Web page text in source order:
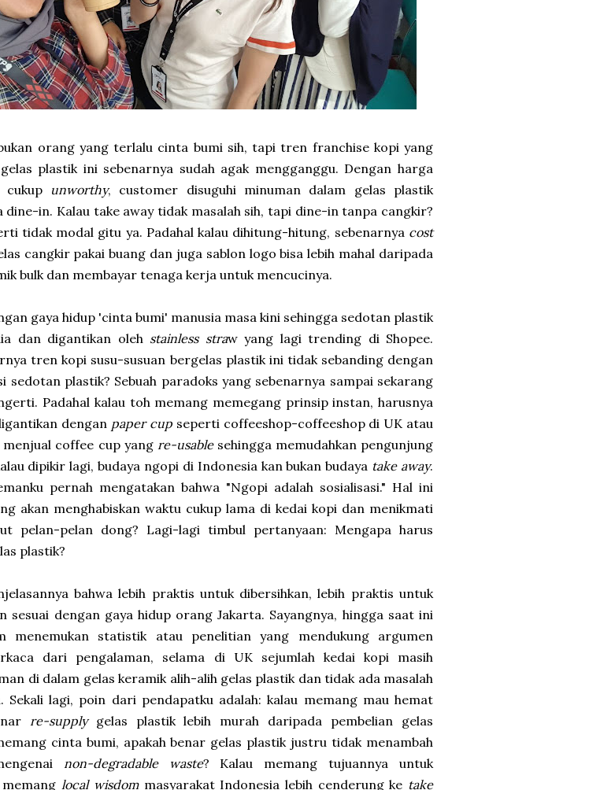
orang yang terlalu cinta bumi sih, tapi tren franchise kopi yang
plastik ini sebenarnya sudah agak mengganggu. Dengan harga
cukup unworthy, customer disuguhi minuman dalam gelas plastik
dine-in. Kalau take away tidak masalah sih, tapi dine-in tanpa cangkir?
tidak modal gitu ya. Padahal kalau dihitung-hitung, sebenarnya cost
cangkir pakai buang dan juga sablon logo bisa lebih mahal daripada
bulk dan membayar tenaga kerja untuk mencucinya.
gaya hidup 'cinta bumi' manusia masa kini sehingga sedotan plastik
dan digantikan oleh stainless straw yang lagi trending di Shopee.
tren kopi susu-susuan bergelas plastik ini tidak sebanding dengan
sedotan plastik? Sebuah paradoks yang sebenarnya sampai sekarang
Padahal kalau toh memang memegang prinsip instan, harusnya
dengan paper cupseperti coffeeshop-coffeeshop di UK atau
coffee cup yang re-usablesehingga memudahkan pengunjung
dipikir lagi, budaya ngopi di Indonesia kan bukan budaya take away.
pernah mengatakan bahwa "Ngopi adalah sosialisasi." Hal ini
akan menghabiskan waktu cukup lama di kedai kopi dan menikmati
pelan-pelan dong? Lagi-lagi timbul pertanyaan: Mengapa harus
plastik?
bahwa lebih praktis untuk dibersihkan, lebih praktis untuk
sesuai dengan gaya hidup orang Jakarta. Sayangnya, hingga saat ini
menemukan statistik atau penelitian yang mendukung argumen
dari pengalaman, selama di UK sejumlah kedai kopi masih
di dalam gelas keramik alih-alih gelas plastik dan tidak ada masalah
Sekali lagi, poin dari pendapatku adalah: kalau memang mau hemat
re-supplygelas plastik lebih murah daripada pembelian gelas
cinta bumi, apakah benar gelas plastik justru tidak menambah
non-degradable waste? Kalau memang tujuannya untuk
memanglocal wisdommasyarakat Indonesia lebih cenderung ke take